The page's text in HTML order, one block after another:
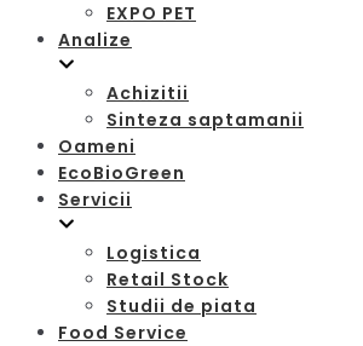
EXPO PET
Analize
Achizitii
Sinteza saptamanii
Oameni
EcoBioGreen
Servicii
Logistica
Retail Stock
Studii de piata
Food Service